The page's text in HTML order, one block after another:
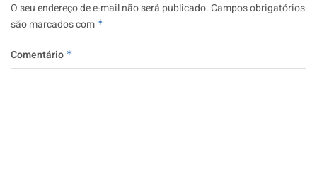
O seu endereço de e-mail não será publicado.Campos obrigatórios
são marcados com *
Comentário *